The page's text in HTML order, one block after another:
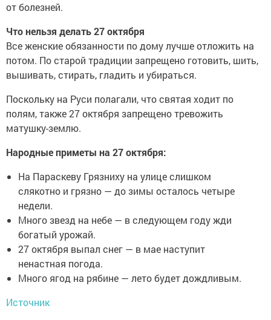
от болезней.
Что нельзя делать 27 октября
Все женские обязанности по дому лучше отложить на
потом. По старой традиции запрещено готовить, шить,
вышивать, стирать, гладить и убираться.
Поскольку на Руси полагали, что святая ходит по
полям, также 27 октября запрещено тревожить
матушку-землю.
Народные приметы на 27 октября:
На Параскеву Грязниху на улице слишком
слякотно и грязно — до зимы осталось четыре
недели.
Много звезд на небе — в следующем году жди
богатый урожай.
27 октября выпал снег — в мае наступит
ненастная погода.
Много ягод на рябине — лето будет дождливым.
Источник